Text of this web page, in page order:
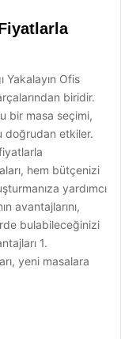
Yakalayın Ofis
biridir.
bir masa seçimi,
doğrudan etkiler.
hem bütçenizi
yardımcı
avantajlarını,
bulabileceğinizi
1.
yeni masalara